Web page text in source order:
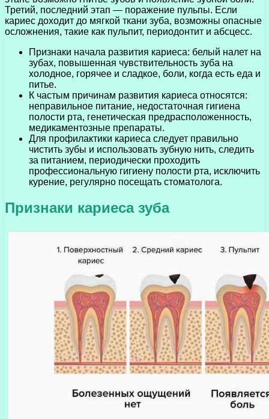
Третий, последний этап — поражение пульпы. Если
кариес доходит до мягкой ткани зуба, возможны опасные
осложнения, такие как пульпит, периодонтит и абсцесс.
Признаки начала развития кариеса: белый налет на
зубах, повышенная чувствительность зуба на
холодное, горячее и сладкое, боли, когда есть еда и
питье.
К частым причинам развития кариеса относятся:
неправильное питание, недостаточная гигиена
полости рта, генетическая предрасположенность,
медикаментозные препараты.
Для профилактики кариеса следует правильно
чистить зубы и использовать зубную нить, следить
за питанием, периодически проходить
профессиональную гигиену полости рта, исключить
курение, регулярно посещать стоматолога.
Признаки кариеса зуба